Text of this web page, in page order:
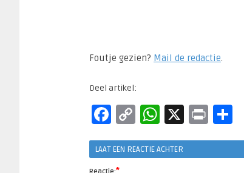
Foutje gezien? Mail de redactie
Deel artikel:
Facebook
CopyWhatsApp
X Print
LAAT EEN REACTIE ACHTER
Reactie:*